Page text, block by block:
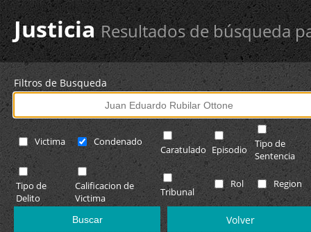
Justicia Resultados de búsqueda
Filtros de Busqueda
Victima Condenado
Caratulado Episodio
Tipo de
Sentencia
Tipo de
Delito
Calificacion de
Victima
Tribunal
Rol Region
Volver